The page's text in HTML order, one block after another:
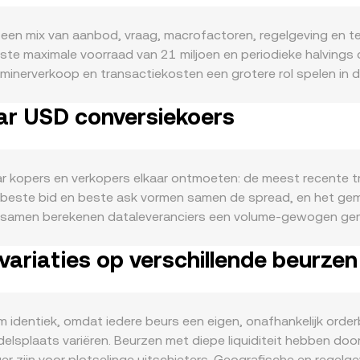
mix van aanbod, vraag, macrofactoren, regelgeving en
maximale voorraad van 21 miljoen en periodieke
en transactiekosten een grotere rol spelen in
kan de vraag naar BSV als
vaak de richting bepalen; tegelijkertijd wegen een sterke
juridische uitspraken rond intellectuele eigendom of
in de VS, het VK of de EU kunnen liquiditeit en
extra kortetermijnvolatiliteit: funding rates op
die de verkoopdruk van miners kunnen wijzigen, en
USD conversiekoers
kopers en verkopers elkaar ontmoeten: de meest
bid en beste ask vormen samen de spread, en het
berekenen dataleveranciers een volume‑gewogen
Als BSV op sommige venues hoofdzakelijk via USD‑paren
liquiditeit toevoegen, kan de futures‑basis op korte
verschuiven, wat slippage veroorzaakt afhankelijk
komt en waarom deze per moment kan variëren.
op verschillende beurzen
identiek, omdat iedere beurs een eigen, onafhankelijk
variëren. Beurzen met diepe liquiditeit hebben